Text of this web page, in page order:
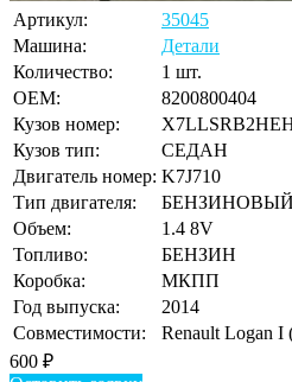
Артикул:
35045
Машина:
Детали
Количество:
1 шт.
OEM:
8200800404
Кузов номер:
Кузов тип:
СЕДАН
Двигатель номер: K7J710
Тип двигателя:
БЕНЗИНОВЫЙ
Объем:
1.4 8V
Топливо:
БЕНЗИН
Коробка:
МКПП
Год выпуска:
2014
Совместимости:
Renault Logan I
600 ₽